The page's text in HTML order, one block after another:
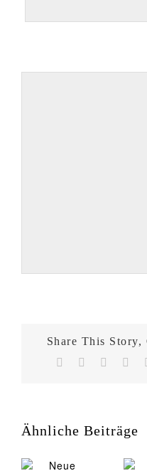
Share This Story,
Facebook Reddit
Ähnliche Beiträge
Neue